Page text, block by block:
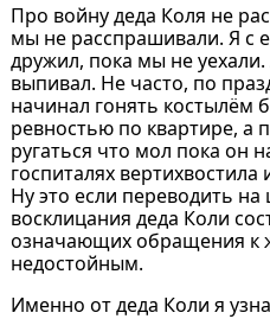
Про войну деда Коля не
мы не расспрашивали. Я с
дружил, пока мы не
выпивал. Не часто, по
начинал гонять костылём
ревностью по квартире, а
ругаться что мол пока он
госпиталях
Ну это если переводить
восклицания деда Коли
означающих обращения
недостойным.
Именно от деда Коли я